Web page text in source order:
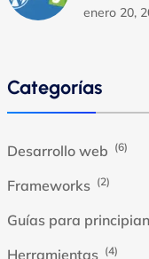
enero 20,
Categorías
Desarrollo web (6)
Frameworks (2)
Guías para
Herramientas (4)